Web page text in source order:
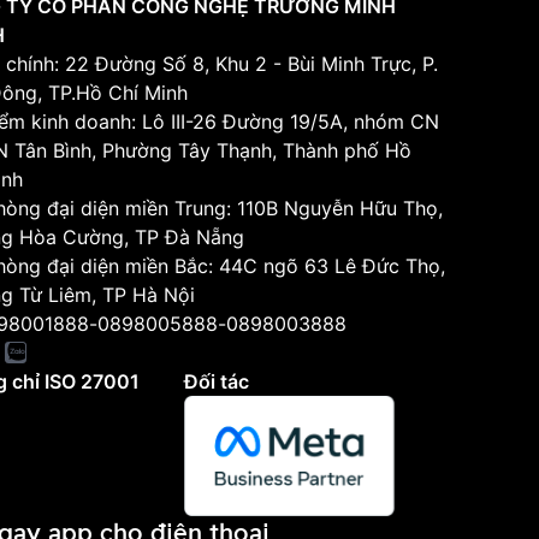
TY CỔ PHẦN CÔNG NGHỆ TRƯỜNG MINH
chính: 22 Đường Số 8, Khu 2 - Bùi Minh Trực, P.
TP.Hồ Chí Minh
kinh doanh: Lô III-26 Đường 19/5A, nhóm CN
Tân Bình, Phường Tây Thạnh, Thành phố Hồ
đại diện miền Trung: 110B Nguyễn Hữu Thọ,
Hòa Cường, TP Đà Nẵng
đại diện miền Bắc: 44C ngõ 63 Lê Đức Thọ,
Từ Liêm, TP Hà Nội
-0898005888-0898003888
chỉ ISO 27001 Đối tác
app cho điện thoại